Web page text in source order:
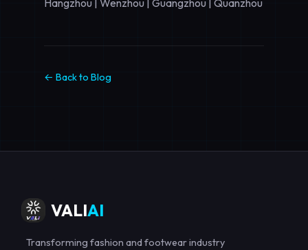
Hangzhou | Wenzhou | Guangzhou | Quanzhou
← Back to Blog
VALIAI
Transforming fashion and footwear industry